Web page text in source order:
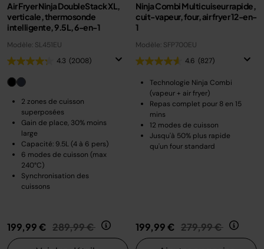
Air Fryer Ninja DoubleStack XL,
verticale, thermosonde
intelligente, 9.5L, 6-en-1
Modèle: SL451EU
4.3 (2008)
2 zones de cuisson
superposées
Gain de place, 30% moins
large
Capacité: 9.5L (4 à 6 pers)
6 modes de cuisson (max
240°C)
Synchronisation des
cuissons
199,99 € Prix réduit de
289,99 € au
Ninja Combi Multicuiseur rapide,
cuit-vapeur, four, air fryer 12-en-
1
Modèle: SFP700EU
4.6 (827)
Technologie Ninja Combi
(vapeur + air fryer)
Repas complet pour 8 en 15
mins
12 modes de cuisson
Jusqu'à 50% plus rapide
qu'un four standard
199,99 € Prix réduit de
279,99 € au